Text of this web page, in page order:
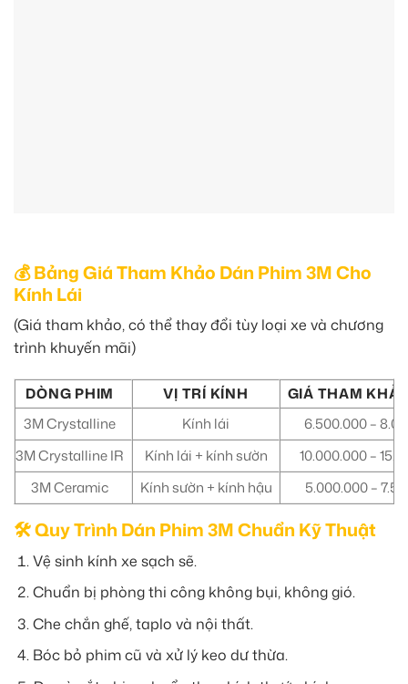
💰 Bảng Giá Tham Khảo Dán Phim 3M Cho
Kính Lái
(Giá tham khảo, có thể thay đổi tùy loại xe và chương
trình khuyến mãi)
DÒNG PHIM VỊ TRÍ KÍNH
GIÁ THAM
3M Crystalline
Kính lái
6.500.000 –
3M Crystalline IR
Kính lái + kính sườn
10.000.000 –
3M Ceramic
Kính sườn + kính hậu 5.000.000 –
🛠️ Quy Trình Dán Phim 3M Chuẩn Kỹ Thuật
Vệ sinh kính xe sạch sẽ.
Chuẩn bị phòng thi công không bụi, không gió.
Che chắn ghế, taplo và nội thất.
Bóc bỏ phim cũ và xử lý keo dư thừa.